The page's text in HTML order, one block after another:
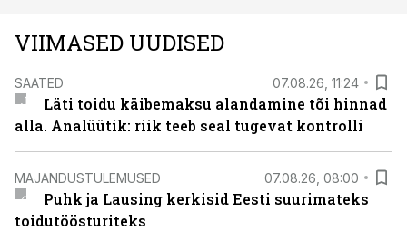
VIIMASED UUDISED
SAATED 07.08.26, 11:24
Läti toidu käibemaksu alandamine tõi hinnad
alla. Analüütik: riik teeb seal tugevat kontrolli
MAJANDUSTULEMUSED 07.08.26, 08:00
Puhk ja Lausing kerkisid Eesti suurimateks
toidutöösturiteks